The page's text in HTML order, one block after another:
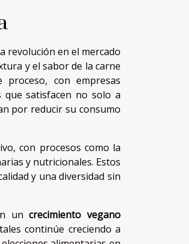
revolución en el mercado
y el sabor de la carne
con empresas
satisfacen no solo a
por reducir su consumo
con procesos como la
y nutricionales. Estos
y una diversidad sin
uncrecimiento vegano
continúe creciendo a